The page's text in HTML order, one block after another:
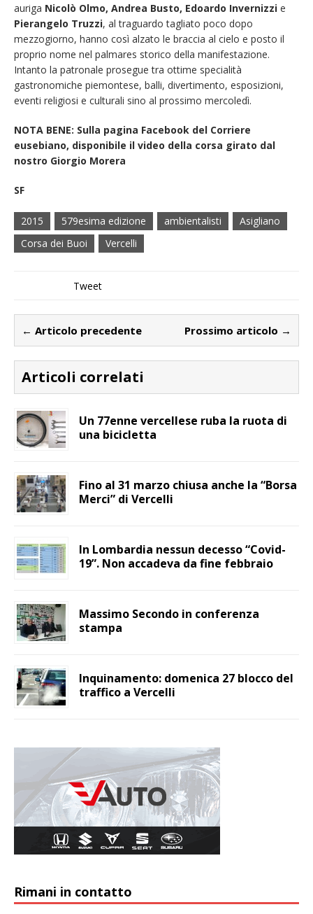
auriga Nicolò Olmo, Andrea Busto, Edoardo Invernizzi e
Pierangelo Truzzi, al traguardo tagliato poco dopo
mezzogiorno, hanno così alzato le braccia al cielo e posto il
proprio nome nel palmares storico della manifestazione.
Intanto la patronale prosegue tra ottime specialità
gastronomiche piemontese, balli, divertimento, esposizioni,
eventi religiosi e culturali sino al prossimo mercoledì.
NOTA BENE: Sulla pagina Facebook del Corriere
eusebiano, disponibile il video della corsa girato dal
nostro Giorgio Morera
SF
2015 579esima edizione ambientalisti
Asigliano
Corsa dei Buoi
Vercelli
Tweet
← Articolo precedente Prossimo articolo →
Articoli correlati
Un 77enne vercellese ruba la ruota di
una bicicletta
Fino al 31 marzo chiusa anche la “Borsa
Merci” di Vercelli
In Lombardia nessun decesso “Covid-
19”. Non accadeva da fine febbraio
Massimo Secondo in conferenza
stampa
Inquinamento: domenica 27 blocco del
traffico a Vercelli
Rimani in contatto